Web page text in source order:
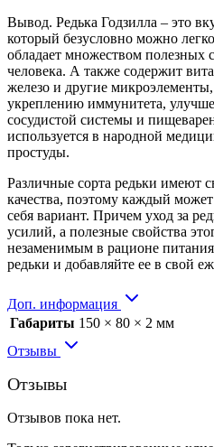
Вывод. Редька Годзилла – это
который безусловно можно
обладает множеством полезных
человека. А также содержит
железо и другие
укреплению иммунитета,
сосудистой системы и
используется в народной
простуды.
Различные сорта редьки имеют
качества, поэтому каждый
себя вариант. Причем уход за
усилий, а полезные свойства
незаменимым в рационе
редьки и добавляйте ее в свой
Доп. информация
Габариты 150 × 80 × 2 мм
Отзывы
Отзывы
Отзывов пока нет.